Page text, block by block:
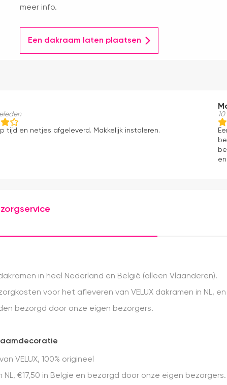
meer info.
Een dakraam laten plaatsen
tijd en netjes afgeleverd. Makkelijk instaleren.
in heel Nederland en België (alleen Vlaanderen).
voor het afleveren van VELUX dakramen in NL,
bezorgd door onze eigen bezorgers.
VELUX, 100% origineel
NL, €17,50 in België en bezorgd door onze eigen bezorgers.